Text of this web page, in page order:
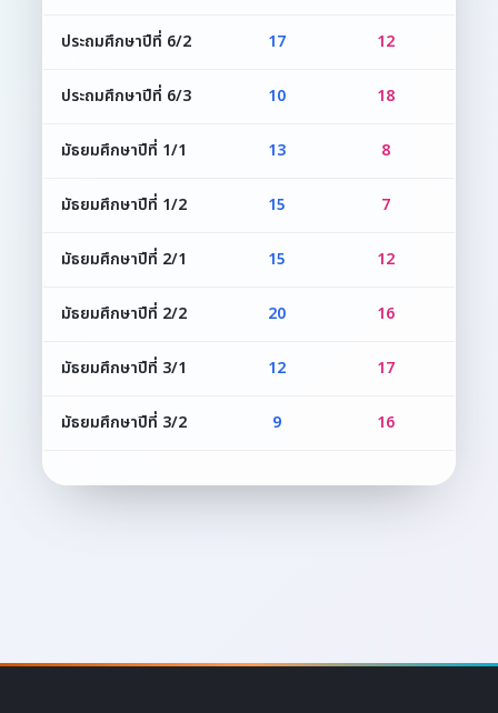
ประถมศึกษาปีที่ 6/2 17 12
ประถมศึกษาปีที่ 6/3 10 18
มัธยมศึกษาปีที่ 1/1 13 8
มัธยมศึกษาปีที่ 1/2 15 7
มัธยมศึกษาปีที่ 2/1 15 12
มัธยมศึกษาปีที่ 2/2 20 16
มัธยมศึกษาปีที่ 3/1 12 17
มัธยมศึกษาปีที่ 3/2 9 16